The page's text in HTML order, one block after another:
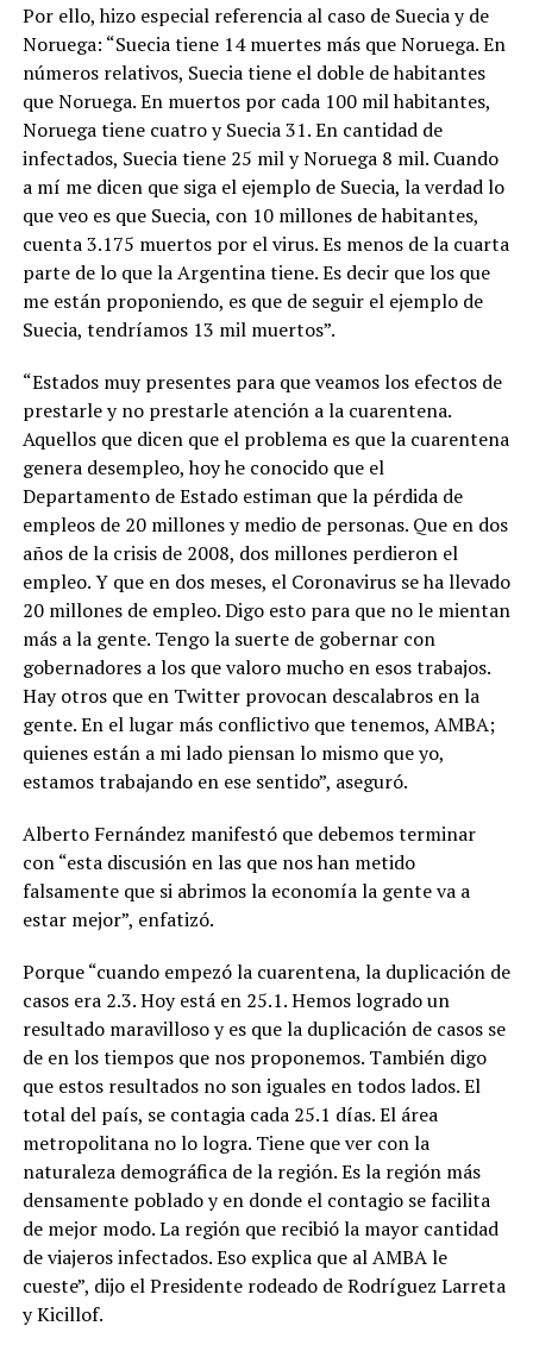
Por ello, hizo especial referencia al caso de Suecia y de
Noruega: “Suecia tiene 14 muertes más que Noruega. En
números relativos, Suecia tiene el doble de habitantes
que Noruega. En muertos por cada 100 mil habitantes,
Noruega tiene cuatro y Suecia 31. En cantidad de
infectados, Suecia tiene 25 mil y Noruega 8 mil. Cuando
a mí me dicen que siga el ejemplo de Suecia, la verdad lo
que veo es que Suecia, con 10 millones de habitantes,
cuenta 3.175 muertos por el virus. Es menos de la cuarta
parte de lo que la Argentina tiene. Es decir que los que
me están proponiendo, es que de seguir el ejemplo de
Suecia, tendríamos 13 mil muertos”.
“Estados muy presentes para que veamos los efectos de
prestarle y no prestarle atención a la cuarentena.
Aquellos que dicen que el problema es que la cuarentena
genera desempleo, hoy he conocido que el
Departamento de Estado estiman que la pérdida de
empleos de 20 millones y medio de personas. Que en dos
años de la crisis de 2008, dos millones perdieron el
empleo. Y que en dos meses, el Coronavirus se ha llevado
20 millones de empleo. Digo esto para que no le mientan
más a la gente. Tengo la suerte de gobernar con
gobernadores a los que valoro mucho en esos trabajos.
Hay otros que en Twitter provocan descalabros en la
gente. En el lugar más conflictivo que tenemos, AMBA;
quienes están a mi lado piensan lo mismo que yo,
estamos trabajando en ese sentido”, aseguró.
Alberto Fernández manifestó que debemos terminar
con “esta discusión en las que nos han metido
falsamente que si abrimos la economía la gente va a
estar mejor”, enfatizó.
Porque “cuando empezó la cuarentena, la duplicación de
casos era 2.3. Hoy está en 25.1. Hemos logrado un
resultado maravilloso y es que la duplicación de casos se
de en los tiempos que nos proponemos. También digo
que estos resultados no son iguales en todos lados. El
total del país, se contagia cada 25.1 días. El área
metropolitana no lo logra. Tiene que ver con la
naturaleza demográfica de la región. Es la región más
densamente poblado y en donde el contagio se facilita
de mejor modo. La región que recibió la mayor cantidad
de viajeros infectados. Eso explica que al AMBA le
cueste”, dijo el Presidente rodeado de Rodríguez Larreta
y Kicillof.